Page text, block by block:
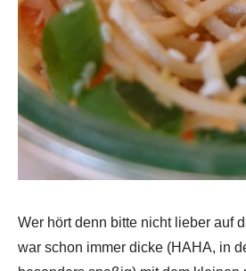
Wer hört denn bitte nicht lieber auf
war schon immer dicke (HAHA, in